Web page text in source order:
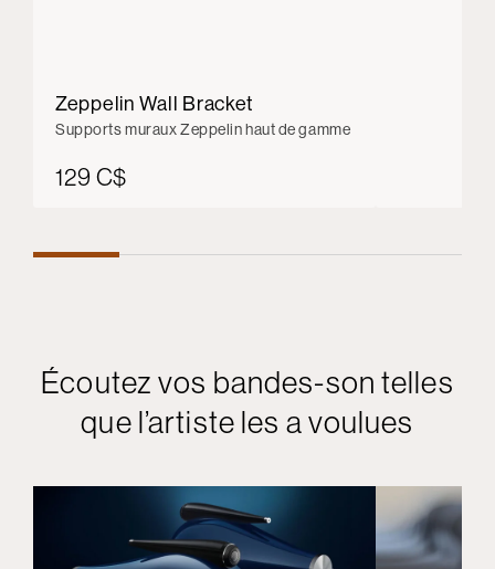
Zeppelin Wall Bracket
Supports muraux Zeppelin haut de gamme
129 C$
Écoutez vos bandes-son telles
que l’artiste les a voulues